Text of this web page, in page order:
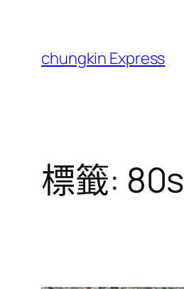
chungkin Express
標籤: 80s